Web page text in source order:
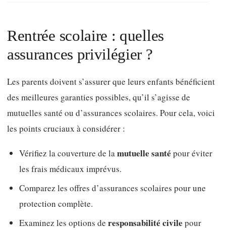
Rentrée scolaire : quelles
assurances privilégier ?
Les parents doivent s’assurer que leurs enfants bénéficient
des meilleures garanties possibles, qu’il s’agisse de
mutuelles santé ou d’assurances scolaires. Pour cela, voici
les points cruciaux à considérer :
Vérifiez la couverture de lamutuelle santé pour éviter
les frais médicaux imprévus.
Comparez les offres d’assurances scolaires pour une
protection complète.
Examinez les options de responsabilité civile pour